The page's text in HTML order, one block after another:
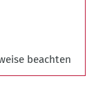
beachten